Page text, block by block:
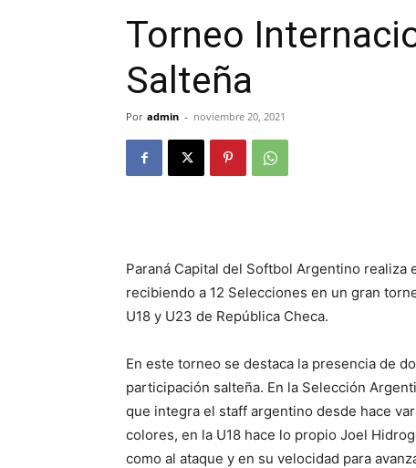
Torneo
Salteña
Por admin - noviembre 20, 2021
Paraná Capital del Softbol Argentino realiza
recibiendo a 12 Selecciones en un gran
U18 y U23 de República Checa.
En este torneo se destaca la presencia de
participación salteña. En la Selección
que integra el staff argentino desde hace
colores, en la U18 hace lo propio Joel
como al ataque y en su velocidad para